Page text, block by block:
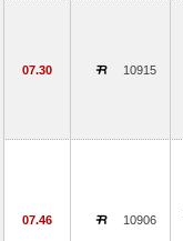
07.30 10915
07.46 10906